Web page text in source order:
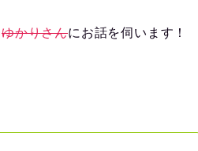
ゆかりさんにお話を伺います！